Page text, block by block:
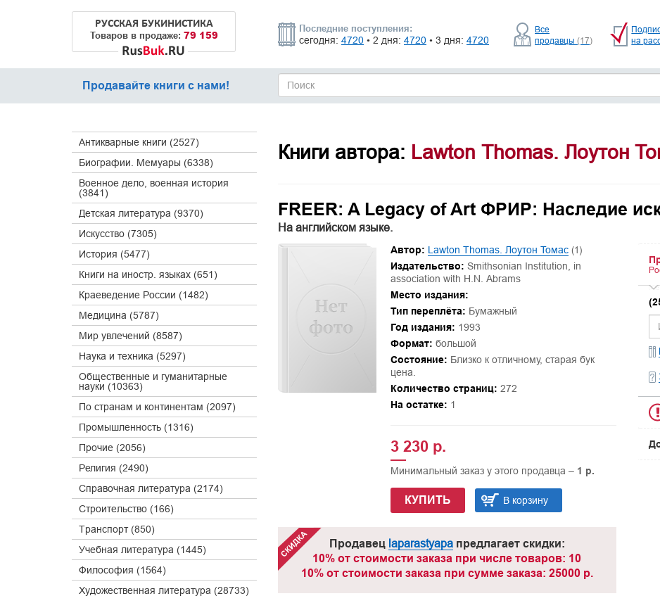
РУССКАЯ БУКИНИСТИКА
Товаров в продаже: 79 159
Последние поступления:
сегодня: 4720 • 2 дня: 4720 • 3 дня: 4720
Все
продавцы (17)
на
Продавайте книги с нами!
Антикварные книги (2527)
Биографии. Мемуары (6338)
Военное дело, военная история
(3841)
Детская литература (9370)
Искусство (7305)
История (5477)
Книги на иностр. языках (651)
Краеведение России (1482)
Медицина (5787)
Мир увлечений (8587)
Наука и техника (5297)
Общественные и гуманитарные
науки (10363)
По странам и континентам (2097)
Промышленность (1316)
Прочие (2056)
Религия (2490)
Справочная литература (2174)
Строительство (166)
Транспорт (850)
Учебная литература (1445)
Философия (1564)
Художественная литература (28733)
Книги автора: Lawton Thomas. Лоутон
FREER: A Legacy of Art ФРИР: Наследие
На английском языке.
Автор: Lawton Thomas. Лоутон Томас (1)
Издательство: Smithsonian Institution, in
association with H.N. Abrams
Место издания:
Тип переплёта: Бумажный
Год издания: 1993
Формат: большой
Состояние: Близко к отличному, старая бук
цена.
Количество страниц: 272
На остатке: 1
3 230 р.
Минимальный заказ у этого продавца – 1 р.
КУПИТЬ В корзину
Продавец laparastyapaпредлагает скидки:
10% от стоимости заказа при числе товаров: 10
10% от стоимости заказа при сумме заказа: 25000 р.